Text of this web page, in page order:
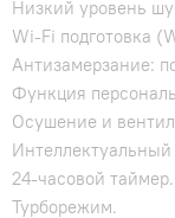
Низкий уровень
Wi-Fi подготовка
Антизамерзание:
Функция
Осушение и
24-часовой таймер.
Турборежим.